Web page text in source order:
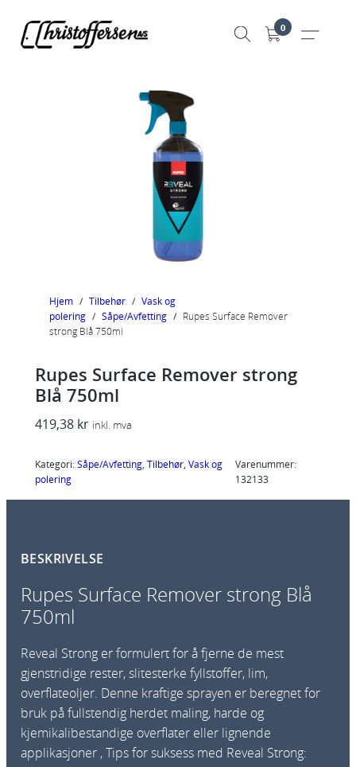
0
Hjem / Tilbehør / Vask og
polering / Såpe/Avfetting / Rupes Surface Remover
strong Blå 750ml
Rupes Surface Remover strong
Blå 750ml
419,38 kr inkl. mva
Kategori:Såpe/Avfetting, Tilbehør, Vask og
polering
Varenummer:
132133
BESKRIVELSE
Rupes Surface Remover strong Blå
750ml
Reveal Strong er formulert for å fjerne de mest
gjenstridige rester, slitesterke fyllstoffer, lim,
overflateoljer. Denne kraftige sprayen er beregnet for
bruk på fullstendig herdet maling, harde og
kjemikalibestandige overflater eller lignende
applikasjoner , Tips for suksess med Reveal Strong: